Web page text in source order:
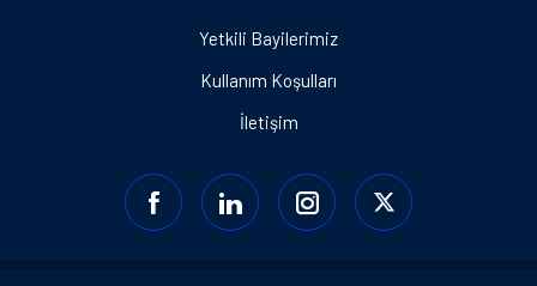
Yetkili Bayilerimiz
Kullanım Koşulları
İletişim